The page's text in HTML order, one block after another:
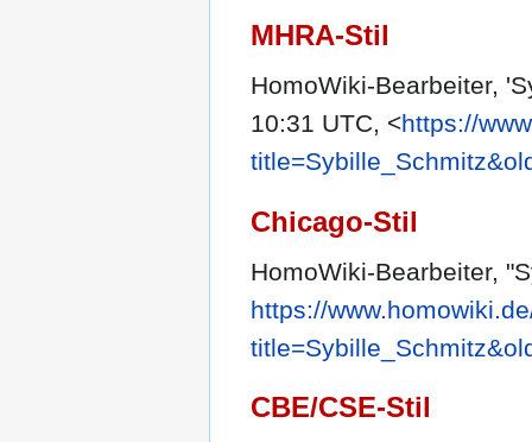
MHRA-Stil
HomoWiki-Bearbeiter,
10:31 UTC, <https://
Chicago-Stil
HomoWiki-Bearbeiter,
https://
CBE/CSE-Stil